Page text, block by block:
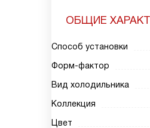
ОБЩИЕ
Способ установки
Форм-фактор
Вид холодильника
Коллекция
Цвет